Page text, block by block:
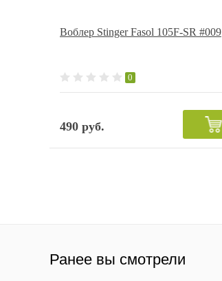
Воблер Stinger Fasol 105F-SR #009
0
490 руб.
Ранее вы смотрели